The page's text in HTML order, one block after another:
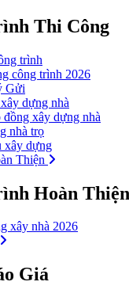
Thi Công
trình
công trình 2026
Gửi
dựng nhà
đồng xây dựng nhà
nhà trọ
xây dựng
Thiện
Hoàn Thiện
xây nhà 2026
Giá